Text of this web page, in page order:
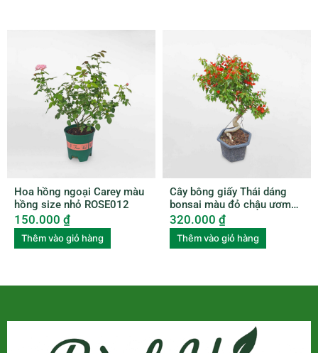
Hoa hồng ngoại Carey màu
hồng size nhỏ ROSE012
150.000 ₫
Thêm vào giỏ hàng
Cây bông giấy Thái dáng
bonsai màu đỏ chậu ươm
BGTL003
320.000 ₫
Thêm vào giỏ hàng